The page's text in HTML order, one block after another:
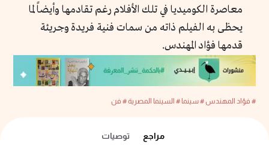
معاصرة الكوميديا في تلك الأفلام رغم تقادمها وأيضاً لما
يحظى به الفيلم ذاته من سمات فنية فريدة وجريئة
قدمها فؤاد المهندس.
# فؤاد المهندس# سينما # السينما المصرية# فن
مراجع توصيات